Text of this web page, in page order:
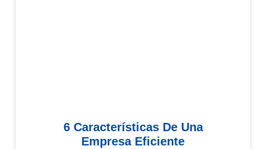
6 Características De Una
Empresa Eficiente